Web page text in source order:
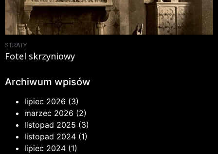
STRATY
Fotel skrzyniowy
Archiwum wpisów
lipiec 2026 (3)
marzec 2026 (2)
listopad 2025 (3)
listopad 2024 (1)
lipiec 2024 (1)